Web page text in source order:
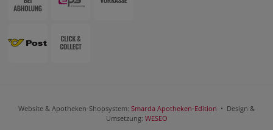
Website & Apotheken-Shopsystem: Smarda Apotheken-Edition • Design &
Umsetzung: WESEO